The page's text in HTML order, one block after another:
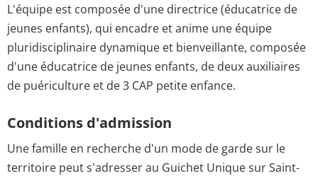
L'équipe est composée d'une directrice (éducatrice de
jeunes enfants), qui encadre et anime une équipe
pluridisciplinaire dynamique et bienveillante, composée
d'une éducatrice de jeunes enfants, de deux auxiliaires
de puériculture et de 3 CAP petite enfance.
Conditions d'admission
Une famille en recherche d'un mode de garde sur le
territoire peut s'adresser au Guichet Unique sur Saint-